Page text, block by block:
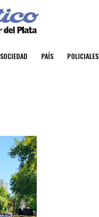
SOCIEDAD PAÍS POLICIALES